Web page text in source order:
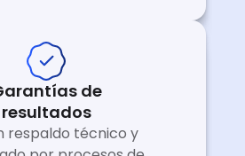
de
resultados
respaldo técnico y